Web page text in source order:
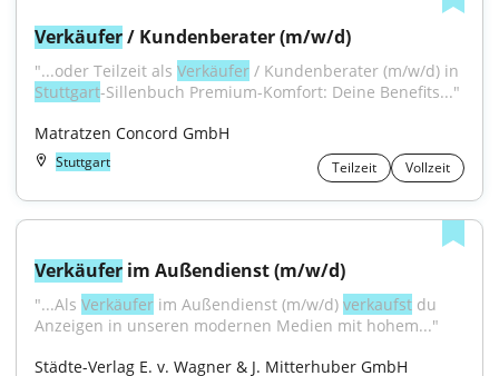
Verkäufer / Kundenberater (m/w/d)
"...oder Teilzeit als Verkäufer
Stuttgart-Sillenbuch Premium-Komfort: Deine Benefits..."
Matratzen Concord GmbH
Stuttgart Teilzeit Vollzeit
Verkäufer im Außendienst (m/w/d)
"...Als Verkäufer im Außendienst (m/w/d) verkaufst du
Anzeigen in unseren modernen Medien mit hohem..."
Städte-Verlag E. v. Wagner & J. Mitterhuber GmbH